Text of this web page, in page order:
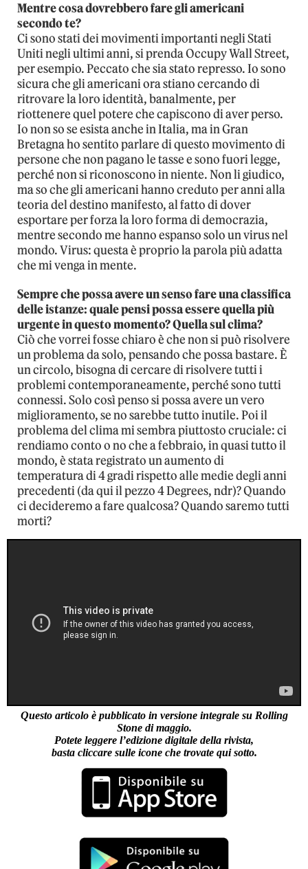
Mentre cosa dovrebbero fare gli americani
secondo te?
Ci sono stati dei movimenti importanti negli Stati
Uniti negli ultimi anni, si prenda Occupy Wall Street,
per esempio. Peccato che sia stato represso. Io sono
sicura che gli americani ora stiano cercando di
ritrovare la loro identità, banalmente, per
riottenere quel potere che capiscono di aver perso.
Io non so se esista anche in Italia, ma in Gran
Bretagna ho sentito parlare di questo movimento di
persone che non pagano le tasse e sono fuori legge,
perché non si riconoscono in niente. Non li giudico,
ma so che gli americani hanno creduto per anni alla
teoria del destino manifesto, al fatto di dover
esportare per forza la loro forma di democrazia,
mentre secondo me hanno espanso solo un virus nel
mondo. Virus: questa è proprio la parola più adatta
che mi venga in mente.
Sempre che possa avere un senso fare una classifica
delle istanze: quale pensi possa essere quella più
urgente in questo momento? Quella sul clima?
Ciò che vorrei fosse chiaro è che non si può risolvere
un problema da solo, pensando che possa bastare. È
un circolo, bisogna di cercare di risolvere tutti i
problemi contemporaneamente, perché sono tutti
connessi. Solo così penso si possa avere un vero
miglioramento, se no sarebbe tutto inutile. Poi il
problema del clima mi sembra piuttosto cruciale: ci
rendiamo conto o no che a febbraio, in quasi tutto il
mondo, è stata registrato un aumento di
temperatura di 4 gradi rispetto alle medie degli anni
precedenti (da qui il pezzo 4 Degrees, ndr)? Quando
ci decideremo a fare qualcosa? Quando saremo tutti
morti?
Questo articolo è pubblicato in versione integrale su Rolling
Stone di maggio.
Potete leggere l’edizione digitale della rivista,
basta cliccare sulle icone che trovate qui sotto.